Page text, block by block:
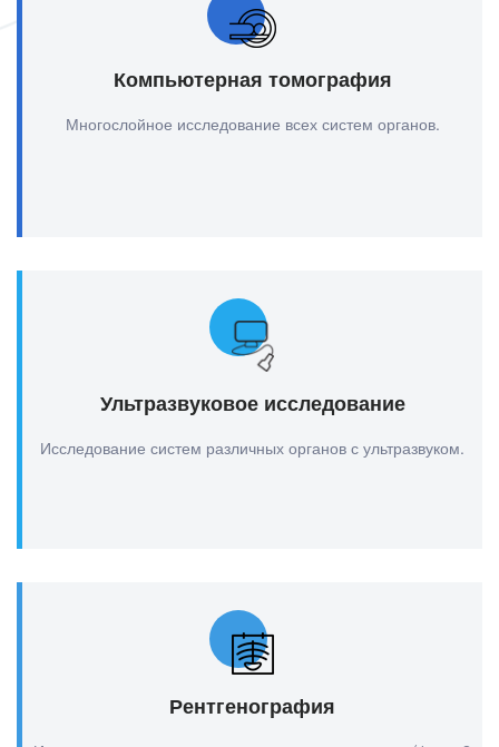
Компьютерная томография
Многослойное исследование всех систем органов.
Ультразвуковое исследование
Исследование систем различных органов с ультразвуком.
Рентгенография